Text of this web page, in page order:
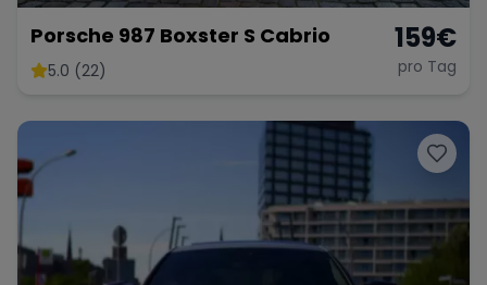
Porsche 987 Boxster S Cabrio
5.0 (22)
159€
pro Tag